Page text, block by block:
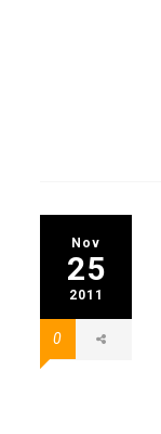
Nov
25
2011
0